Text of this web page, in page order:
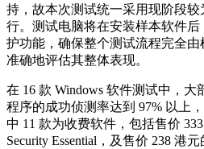
持，故本次测试统一采用现阶段较
行。测试电脑将在安装样本软件后
护功能，确保整个测试流程完全
准确地评估其整体表现。
在 16 款 Windows 软件测试中，
程序的成功侦测率达到 97% 以上
中 11 款为收费软件，包括售价
Security Essential，及售价 238 港